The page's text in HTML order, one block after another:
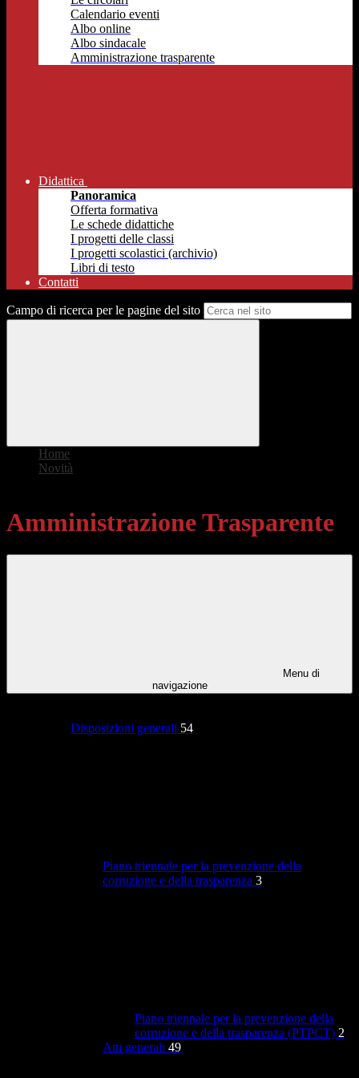
Calendario eventi
Albo online
Albo sindacale
Amministrazione trasparente
Didattica
Panoramica
Offerta formativa
Le schede didattiche
I progetti delle classi
I progetti scolastici (archivio)
Libri di testo
Contatti
Campo di ricerca per le pagine del sito
Home
Novità
Amministrazione Trasparente
Menu di
navigazione
Disposizioni generali 54
Piano triennale per la prevenzione della
corruzione e della trasparenza 3
Piano triennale per la prevenzione della
corruzione e della trasparenza (PTPCT) 2
Atti generali 49